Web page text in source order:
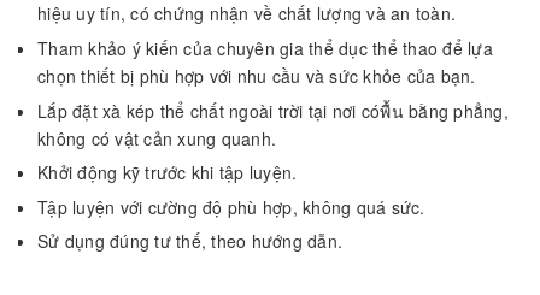
hiệu uy tín, có chứng nhận về chất lượng và an toàn.
Tham khảo ý kiến của chuyên gia thể dục thể thao để lựa
chọn thiết bị phù hợp với nhu cầu và sức khỏe của bạn.
Lắp đặt xà kép thể chất ngoài trời tại nơi cóพื้น bằng phẳng,
không có vật cản xung quanh.
Khởi động kỹ trước khi tập luyện.
Tập luyện với cường độ phù hợp, không quá sức.
Sử dụng đúng tư thế, theo hướng dẫn.